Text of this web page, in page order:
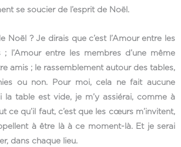
se soucier de l’esprit de Noël.
Noël ? Je dirais que c’est l’Amour entre les
l’Amour entre les membres d’une même
amis ; le rassemblement autour des tables,
ou non. Pour moi, cela ne fait aucune
la table est vide, je m’y assiérai, comme à
ce qu’il faut, c’est que les cœurs m’invitent,
à être là à ce moment-là. Et je serai
dans chaque lieu.